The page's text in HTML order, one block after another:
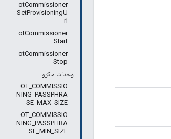
otCommissioner
SetProvisioningU
rl
otCommissioner
Start
otCommissioner
Stop
وحدات ماكرو
OT_COMMISSIO
NING_PASSPHRA
SE_MAX_SIZE
OT_COMMISSIO
NING_PASSPHRA
SE_MIN_SIZE